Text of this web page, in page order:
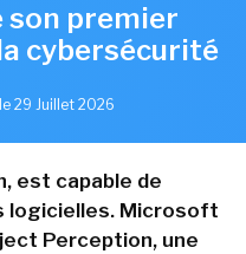
premier
cybersécurité
29 Juillet 2026
est capable de
logicielles. Microsoft
Perception, une